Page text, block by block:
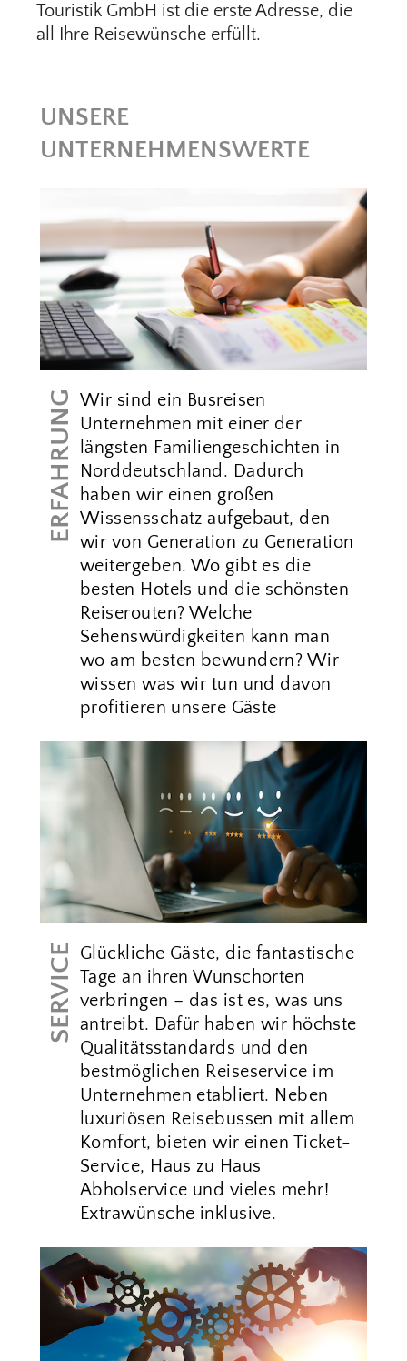
Touristik GmbH ist die erste Adresse, die
all Ihre Reisewünsche erfüllt.
UNSERE
UNTERNEHMENSWERTE
ERFAHRUNG Wir sind ein Busreisen
Unternehmen mit einer der
längsten Familiengeschichten in
Norddeutschland. Dadurch
haben wir einen großen
Wissensschatz aufgebaut, den
wir von Generation zu Generation
weitergeben. Wo gibt es die
besten Hotels und die schönsten
Reiserouten? Welche
Sehenswürdigkeiten kann man
wo am besten bewundern? Wir
wissen was wir tun und davon
profitieren unsere Gäste
SERVICE
Glückliche Gäste, die fantastische
Tage an ihren Wunschorten
verbringen – das ist es, was uns
antreibt. Dafür haben wir höchste
Qualitätsstandards und den
bestmöglichen Reiseservice im
Unternehmen etabliert. Neben
luxuriösen Reisebussen mit allem
Komfort, bieten wir einen Ticket-
Service, Haus zu Haus
Abholservice und vieles mehr!
Extrawünsche inklusive.